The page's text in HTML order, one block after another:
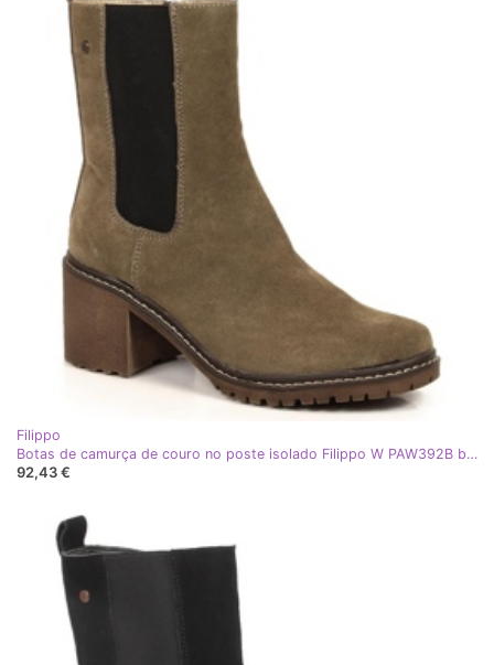
Filippo
Botas de camurça de couro no poste isolado Filippo W PAW392B bege
92,43 €